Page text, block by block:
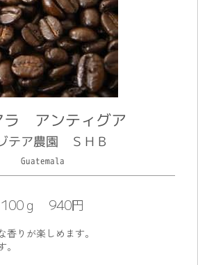
ラ アンティグア
テア農園 ＳＨＢ
Guatemala
100ｇ 940円
香りが楽しめます。